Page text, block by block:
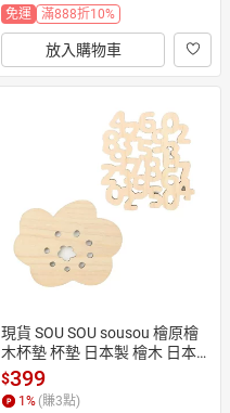
免運 滿888折10%
放入購物車
現貨 SOU SOU sousou 檜原檜
木杯墊 杯墊 日本製 檜木 日本直
送 預購代購
$399
1% (賺3點)